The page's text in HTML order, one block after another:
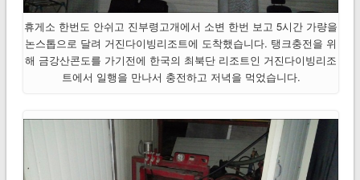
휴게소 한번도 안쉬고 진부령고개에서 소변 한번 보고 5시간 가량을
논스톱으로 달려 거진다이빙리조트에 도착했습니다. 탱크충전을 위
해 금강산콘도를 가기전에 한국의 최북단 리조트인 거진다이빙리조
트에서 일행을 만나서 충전하고 저녁을 먹었습니다.